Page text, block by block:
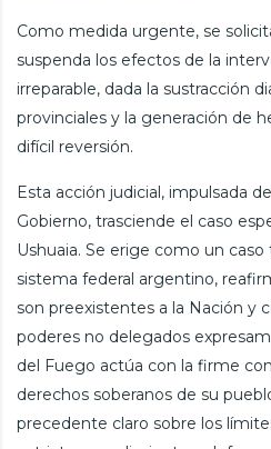
Como medida urgente, se
suspenda los efectos de la
irreparable, dada la sustracción
provinciales y la generación de
difícil reversión.
Esta acción judicial, impulsada
Gobierno, trasciende el caso
Ushuaia. Se erige como un
sistema federal argentino,
son preexistentes a la Nación y
poderes no delegados
del Fuego actúa con la firme
derechos soberanos de su
precedente claro sobre los